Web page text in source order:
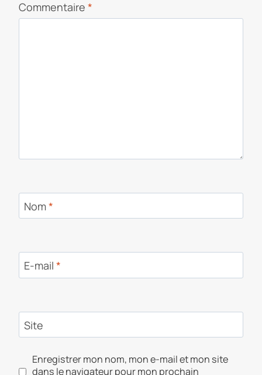
Commentaire *
Nom*
E-mail *
Site
Enregistrer mon nom, mon e-mail et mon site
dans le navigateur pour mon prochain